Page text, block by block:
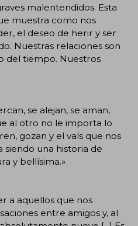
malentendidos. Esta
muestra como nos
el deseo de herir y ser
Nuestras relaciones son
del tiempo. Nuestros
se alejan, se aman,
al otro no le importa lo
gozan y el vals que nos
siendo una historia de
y bellísima.»
a aquellos que nos
entre amigos y, al